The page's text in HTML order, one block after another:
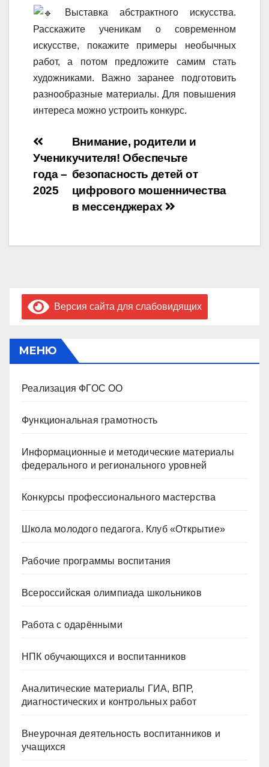
Выставка абстрактного искусства.
Расскажите ученикам о современном
искусстве, покажите примеры необычных
работ, а потом предложите самим стать
художниками. Важно заранее подготовить
разнообразные материалы. Для повышения
интереса можно устроить конкурс.
Навигация
по
записям
Внимание, родители и
учителя! Обеспечьте
безопасность детей от
цифрового мошенничества
в мессенджерах
Ученик
года –
2025
Версия сайта для слабовидящих
МЕНЮ
Реализация ФГОС ОО
Функциональная грамотность
Информационные и методические материалы
федерального и регионального уровней
Конкурсы профессионального мастерства
Школа молодого педагога. Клуб «Открытие»
Рабочие программы воспитания
Всероссийская олимпиада школьников
Работа с одарёнными
НПК обучающихся и воспитанников
Аналитические материалы ГИА, ВПР,
диагностических и контрольных работ
Внеурочная деятельность воспитанников и
учащихся